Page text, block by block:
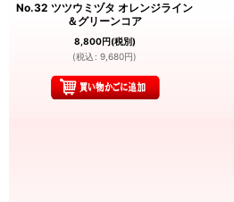
No.32 ツツウミヅタ オレンジライン
＆グリーンコア
8,800円(税別)
(税込 : 9,680円)